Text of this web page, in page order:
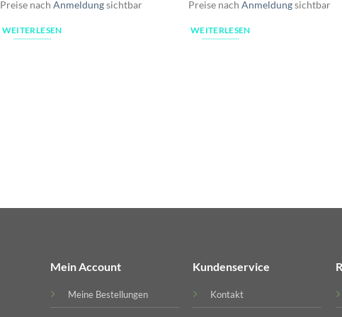
Preise nachAnmeldungsichtbar
WEITERLESEN
Preise nachAnmeldungsichtbar
WEITERLESEN
Mein Account
Meine Bestellungen
Kundenservice
Kontakt